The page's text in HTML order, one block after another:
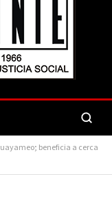
beneficia a cerca